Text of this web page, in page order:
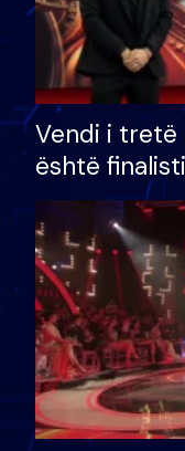
Vendi i tretë
është